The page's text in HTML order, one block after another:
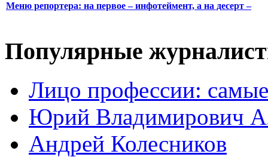
Меню репортера: на первое – инфотеймент, а на десерт –
Популярные
Лицо профессии:
Юрий Владимирович
Андрей Колесников